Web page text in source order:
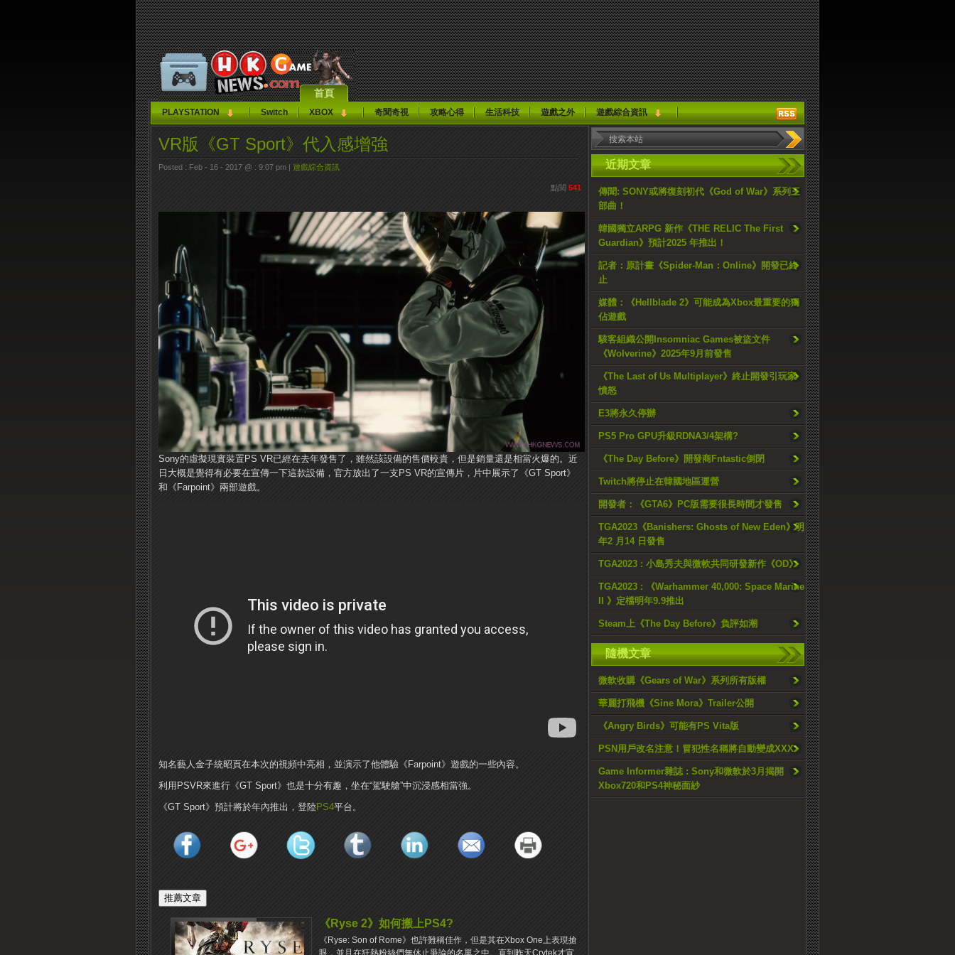
首頁
PLAYSTATION Switch XBOX 奇聞奇視 攻略心得 生活科技 遊戲之外 遊戲綜合資訊
近期文章
傳聞: SONY或將復刻初代《God of War》系列三
部曲！
韓國獨立ARPG 新作《THE RELIC The First
Guardian》預計2025 年推出！
記者：原計畫《Spider-Man：Online》開發已終
止
媒體：《Hellblade 2》可能成為Xbox最重要的獨
佔遊戲
駭客組織公開Insomniac Games被盜文件
《Wolverine》2025年9月前發售
《The Last of Us Multiplayer》終止開發引玩家
憤怒
E3將永久停辦
PS5 Pro GPU升級RDNA3/4架構?
《The Day Before》開發商Fntastic倒閉
Twitch將停止在韓國地區運營
開發者：《GTA6》PC版需要很長時間才發售
TGA2023《Banishers: Ghosts of New Eden》明
年2 月14 日發售
TGA2023 : 小島秀夫與微軟共同研發新作《OD》
TGA2023 : 《Warhammer 40,000: Space Marine
II 》定檔明年9.9推出
Steam上《The Day Before》負評如潮
隨機文章
微軟收購《Gears of War》系列所有版權
華麗打飛機《Sine Mora》Trailer公開
《Angry Birds》可能有PS Vita版
PSN用戶改名注意！冒犯性名稱將自動變成XXX
Game Informer雜誌 : Sony和微軟於3月揭開
Xbox720和PS4神秘面紗
VR版《GT Sport》代入感增強
Posted : Feb - 16 - 2017 @ : 9:07 pm | 遊戲綜合資訊
點閱 541
Sony的虛擬現實裝置PS VR已經在去年發售了，雖然該設備的售價較貴，但是銷量還是相當火爆的。近
日大概是覺得有必要在宣傳一下這款設備，官方放出了一支PS VR的宣傳片，片中展示了《GT Sport》
和《Farpoint》兩部遊戲。
知名藝人金子統昭頁在本次的視頻中亮相，並演示了他體驗《Farpoint》遊戲的一些內容。
利用PSVR來進行《GT Sport》也是十分有趣，坐在“駕駛艙”中沉浸感相當強。
《GT Sport》預計將於年內推出，登陸PS4平台。
《Ryse 2》如何搬上PS4?
《Ryse: Son of Rome》也許難稱佳作，但是其在Xbox One上表現搶
眼，並且在狂熱粉絲們無休止爭論的名單之中。直到昨天Crytek才宣